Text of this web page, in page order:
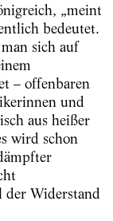
„meint
bedeutet.
sich auf
– offenbaren
und
aus heißer
wird schon
der Widerstand